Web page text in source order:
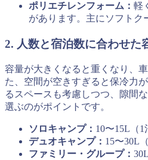
ポリエチレンフォーム： 軽
があります。主にソフトク
2. 人数と宿泊数に合わせた
容量が大きくなると重くなり、
た、空間が空きすぎると保冷力
るスペースも考慮しつつ、隙間
選ぶのがポイントです。
ソロキャンプ： 10〜15L（1
デュオキャンプ： 15〜30L
ファミリー・グループ：